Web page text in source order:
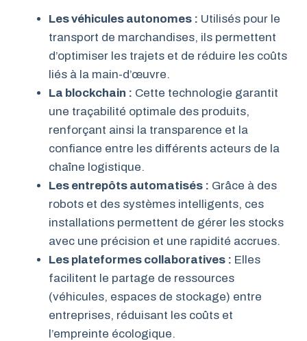
Les véhicules autonomes : Utilisés pour le
transport de marchandises, ils permettent
d’optimiser les trajets et de réduire les coûts
liés à la main-d’œuvre.
La blockchain : Cette technologie garantit
une traçabilité optimale des produits,
renforçant ainsi la transparence et la
confiance entre les différents acteurs de la
chaîne logistique.
Les entrepôts automatisés : Grâce à des
robots et des systèmes intelligents, ces
installations permettent de gérer les stocks
avec une précision et une rapidité accrues.
Les plateformes collaboratives : Elles
facilitent le partage de ressources
(véhicules, espaces de stockage) entre
entreprises, réduisant les coûts et
l’empreinte écologique.